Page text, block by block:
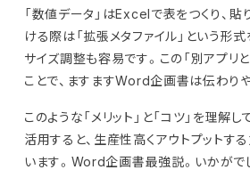
「数値データ」はExcelで表をつくり、貼
ける際は「拡張メタファイル」という形
サイズ調整も容易です。この「別アプリ
ことで、ますますWord企画書は伝わりや
このような「メリット」と「コツ」を理解
活用すると、生産性高くアウトプットす
います。Word企画書最強説。いかがで